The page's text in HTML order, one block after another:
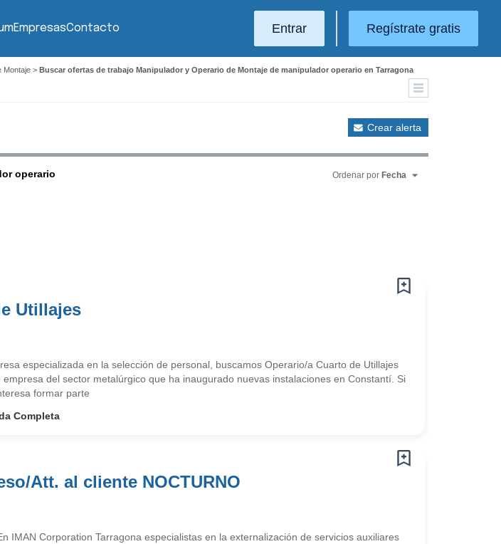
EmpresasContacto Entrar Regístrate gratis
Montaje > Buscar ofertas de trabajo Manipulador y Operario de Montaje de manipulador operario en Tarragona
Crear alerta
operario Ordenar por Fecha
Utillajes
especializada en la selección de personal, buscamos Operario/a Cuarto de Utillajes
del sector metalúrgico que ha inaugurado nuevas instalaciones en Constantí. Si
formar parte
Completa
Att. al cliente NOCTURNO
IMAN Corporation Tarragona especialistas en la externalización de servicios auxiliares